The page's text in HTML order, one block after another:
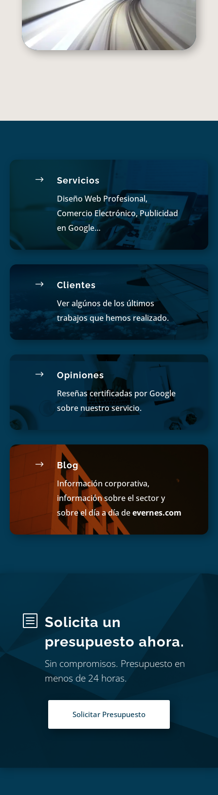
$ Servicios
Diseño Web Profesional,
Comercio Electrónico, Publicidad
en Google…
$ Clientes
Ver algúnos de los últimos
trabajos que hemos realizado.
$ Opiniones
Reseñas certificadas por Google
sobre nuestro servicio.
$ Blog
Información corporativa,
información sobre el sector y
sobre el día a día deevernes.com
b
Solicita un
presupuesto ahora.
Sin compromisos. Presupuesto en
menos de 24 horas.
Solicitar Presupuesto